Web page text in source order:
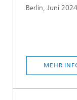
Berlin, Juni 2024
MEHR